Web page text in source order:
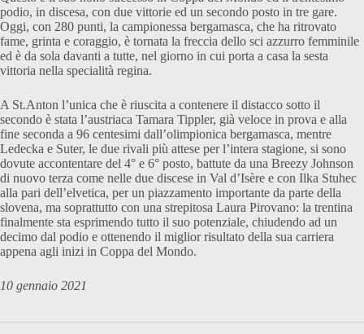
podio, in discesa, con due vittorie ed un secondo posto in tre gare.
Oggi, con 280 punti, la campionessa bergamasca, che ha ritrovato
fame, grinta e coraggio, è tornata la freccia dello sci azzurro femminile
ed è da sola davanti a tutte, nel giorno in cui porta a casa la sesta
vittoria nella specialità regina.
A St.Anton l’unica che è riuscita a contenere il distacco sotto il
secondo è stata l’austriaca Tamara Tippler, già veloce in prova e alla
fine seconda a 96 centesimi dall’olimpionica bergamasca, mentre
Ledecka e Suter, le due rivali più attese per l’intera stagione, si sono
dovute accontentare del 4° e 6° posto, battute da una Breezy Johnson
di nuovo terza come nelle due discese in Val d’Isère e con Ilka Stuhec
alla pari dell’elvetica, per un piazzamento importante da parte della
slovena, ma soprattutto con una strepitosa Laura Pirovano: la trentina
finalmente sta esprimendo tutto il suo potenziale, chiudendo ad un
decimo dal podio e ottenendo il miglior risultato della sua carriera
appena agli inizi in Coppa del Mondo.
10 gennaio 2021